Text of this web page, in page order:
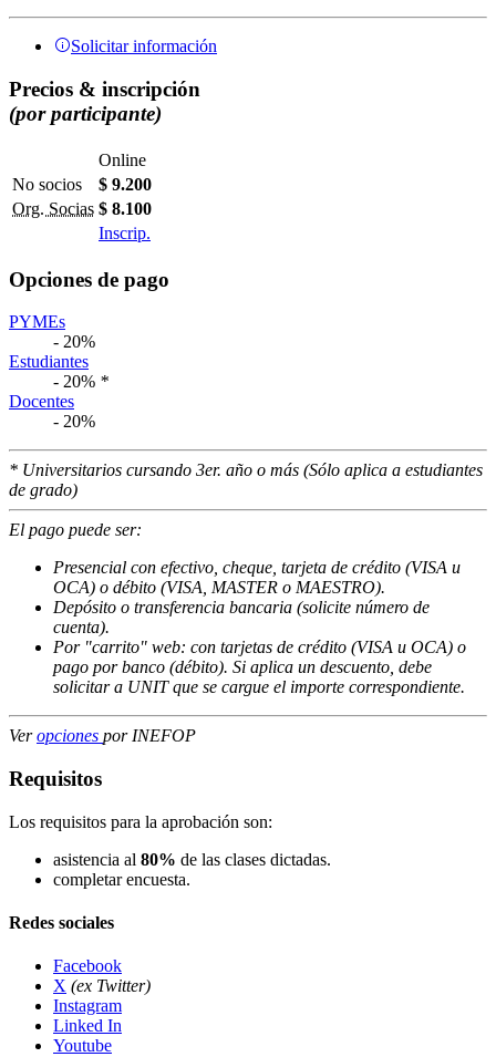
Solicitar información
Precios & inscripción
(por participante)
Online
No socios
$ 9.200
Org. Socias $ 8.100
Inscrip.
Opciones de pago
PYMEs
- 20%
Estudiantes
- 20% *
Docentes
- 20%
* Universitarios cursando 3er. año o más (Sólo aplica a estudiantes
de grado)
El pago puede ser:
Presencial con efectivo, cheque, tarjeta de crédito (VISA u
OCA) o débito (VISA, MASTER o MAESTRO).
Depósito o transferencia bancaria (solicite número de
cuenta).
Por "carrito" web: con tarjetas de crédito (VISA u OCA) o
pago por banco (débito). Si aplica un descuento, debe
solicitar a UNIT que se cargue el importe correspondiente.
Veropciones por INEFOP
Requisitos
Los requisitos para la aprobación son:
asistencia al 80% de las clases dictadas.
completar encuesta.
Redes sociales
Facebook
X (ex Twitter)
Instagram
Linked In
Youtube